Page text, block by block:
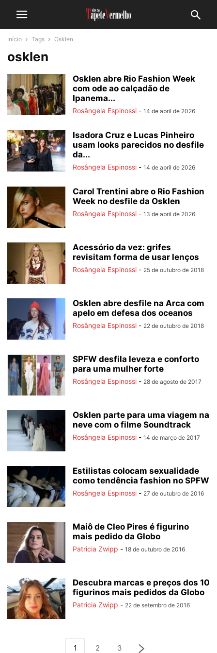
Início Tags Osklen
osklen
Osklen abre Rio Fashion Week
com ode ao calçadão de
Ipanema...
Rosângela Espinossi - 14 de abril de 2026
Isadora Cruz e Lucas Pinheiro
usam looks parecidos no desfile
da...
Rosângela Espinossi - 14 de abril de 2026
Carol Trentini abre o Rio Fashion
Week no desfile da Osklen
Rosângela Espinossi - 13 de abril de 2026
Acessório da vez: grifes
revisitam forma de usar lenços
Rosângela Espinossi - 25 de outubro de 2018
Osklen abre desfile na Arca com
apelo em defesa dos oceanos
Rosângela Espinossi - 22 de outubro de 2018
SPFW desfila leveza e conforto
para uma mulher forte
Rosângela Espinossi - 28 de agosto de 2017
Osklen parte para uma viagem na
neve com o filme Soundtrack
Rosângela Espinossi - 14 de março de 2017
Estilistas colocam sexualidade
como tendência fashion no SPFW
Rosângela Espinossi - 27 de outubro de 2016
Maiô de Cleo Pires é figurino
mais pedido da Globo
Patricia Zwipp - 18 de outubro de 2016
Descubra marcas e preços dos 10
figurinos mais pedidos da Globo
Patricia Zwipp - 22 de setembro de 2016
1 2 3